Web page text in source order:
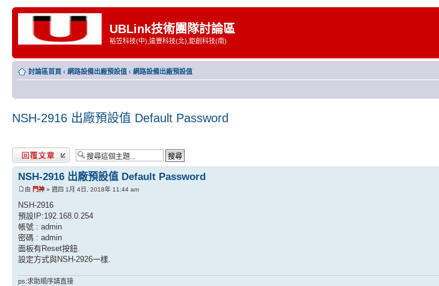
UBLink技術團隊討論區
裕笠科技(中),遠豐科技(北),鉅創科技(南)
討論區首頁 ‹ 網路設備出廠預設值 ‹ 網路設備出廠預設值
NSH-2916 出廠預設值 Default Password
發表回覆
NSH-2916 出廠預設值 Default Password
由 門神 » 週四 1月 4日, 2018年 11:44 am
NSH-2916
預設IP:192.168.0.254
帳號 : admin
密碼 : admin
面板有Reset按鈕.
設定方式與NSH-2926一樣.
ps:求助順序請直接